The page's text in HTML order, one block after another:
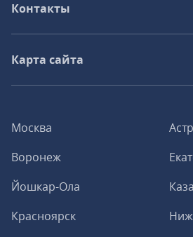
Москва
Воронеж
Йошкар-Ола
Красноярск
Контакты
Карта сайта